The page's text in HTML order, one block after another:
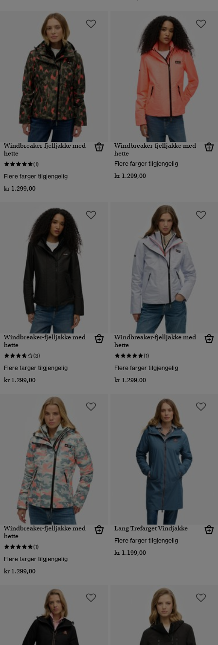
Windbreaker-fjelljakke med
hette
(1)
Flere farger tilgjengelig
kr 1.299,00
Windbreaker-fjelljakke med
hette
Flere farger tilgjengelig
kr 1.299,00
Windbreaker-fjelljakke med
hette
(3)
Flere farger tilgjengelig
kr 1.299,00
Windbreaker-fjelljakke med
hette
(1)
Flere farger tilgjengelig
kr 1.299,00
Windbreaker-fjelljakke med
hette
(1)
Flere farger tilgjengelig
kr 1.299,00
Lang Trefarget Vindjakke
Flere farger tilgjengelig
kr 1.199,00